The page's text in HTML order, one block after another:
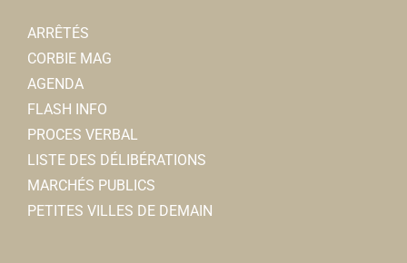
ARRÊTÉS
CORBIE MAG
AGENDA
FLASH INFO
PROCES VERBAL
LISTE DES DÉLIBÉRATIONS
MARCHÉS PUBLICS
PETITES VILLES DE DEMAIN